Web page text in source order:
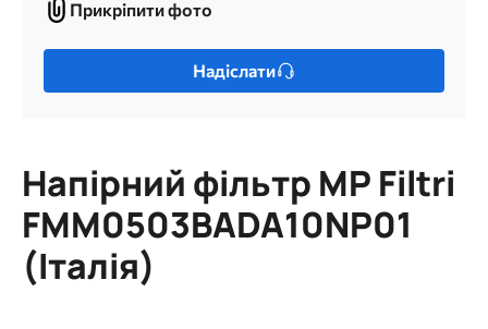
Прикріпити
фото
Прикріпити фото
Лише
МБ.
Дозволені
типи:
gif
jpg
Надіслати
Напірний фільтр MP Filtri
FMM0503BADA10NP01
(Італія)